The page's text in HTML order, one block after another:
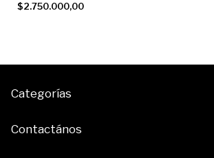
$2.750.000,00
Categorías
Contactános